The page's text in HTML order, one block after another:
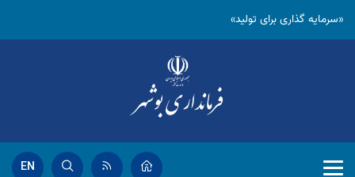
«سرمایه گذاری برای تولید»
EN